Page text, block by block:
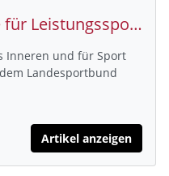
Berufliche Perspektive für Leistungssportler bei der hessischen Polizei
Inneren und für Sport
Landesportbund
Artikel anzeigen